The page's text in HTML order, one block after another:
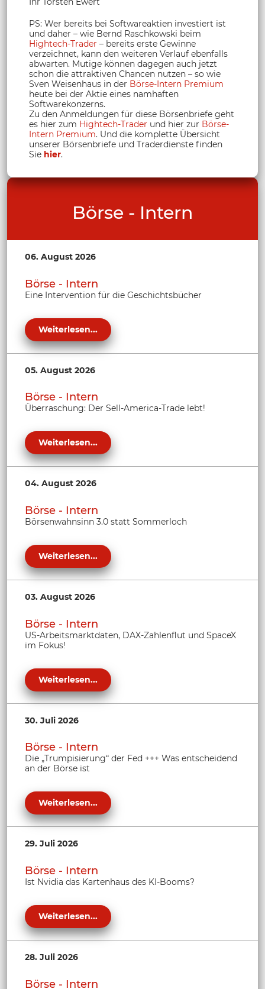
PS: Wer bereits bei Softwareaktien investiert ist
und daher – wie Bernd Raschkowski beim
Hightech-Trader – bereits erste Gewinne
verzeichnet, kann den weiteren Verlauf ebenfalls
abwarten. Mutige können dagegen auch jetzt
schon die attraktiven Chancen nutzen – so wie
Sven Weisenhaus in der Börse-Intern Premium
heute bei der Aktie eines namhaften
Softwarekonzerns.
Zu den Anmeldungen für diese Börsenbriefe geht
es hier zum Hightech-Trader und hier zur Börse-
Intern Premium. Und die komplette Übersicht
unserer Börsenbriefe und Traderdienste finden
Sie hier.
Börse - Intern
06. August 2026
Börse - Intern
Eine Intervention für die Geschichtsbücher
Weiterlesen...
05. August 2026
Börse - Intern
Überraschung: Der Sell-America-Trade lebt!
Weiterlesen...
04. August 2026
Börse - Intern
Börsenwahnsinn 3.0 statt Sommerloch
Weiterlesen...
03. August 2026
Börse - Intern
US-Arbeitsmarktdaten, DAX-Zahlenflut und SpaceX
im Fokus!
Weiterlesen...
30. Juli 2026
Börse - Intern
Die „Trumpisierung“ der Fed +++ Was entscheidend
an der Börse ist
Weiterlesen...
29. Juli 2026
Börse - Intern
Ist Nvidia das Kartenhaus des KI-Booms?
Weiterlesen...
28. Juli 2026
Börse - Intern